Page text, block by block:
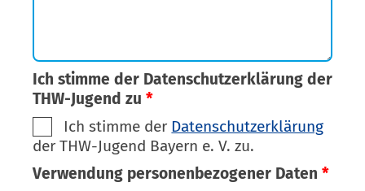
Ich stimme der Datenschutzerklärung der
THW-Jugend zu *
Ich stimme der Datenschutzerklärung
der THW-Jugend Bayern e. V. zu.
Verwendung personenbezogener Daten *